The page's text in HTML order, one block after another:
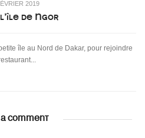
2019
l’île de Ngor
île au Nord de Dakar, pour rejoindre
A COMMENT